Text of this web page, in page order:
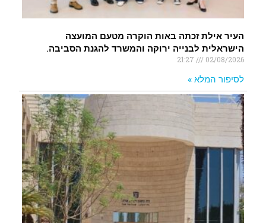
העיר אילת זכתה באות הוקרה מטעם המועצה
הישראלית לבנייה ירוקה והמשרד להגנת הסביבה.
02/08/2026
לסיפור המלא »